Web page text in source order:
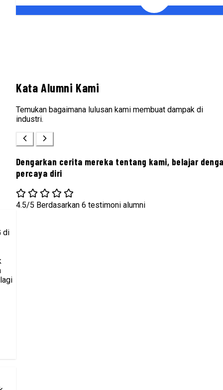
Kata Alumni Kami
Temukan bagaimana lulusan kami membuat dampak di
industri.
Dengarkan cerita mereka tentang kami, belajar
percaya diri
4.5/5 Berdasarkan 6 testimoni alumni
di